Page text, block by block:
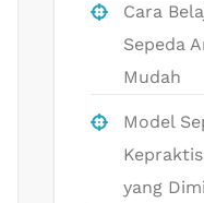
Cara
Sepeda
Mudah
Model
yang